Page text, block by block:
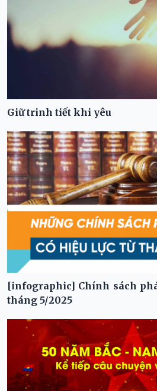
Giữ trinh tiết khi yêu
[infographic] Chính sách
tháng 5/2025